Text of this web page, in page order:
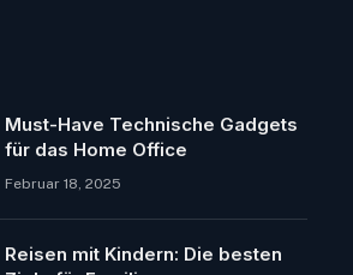
Must-Have Technische Gadgets
für das Home Office
Februar 18, 2025
Reisen mit Kindern: Die besten